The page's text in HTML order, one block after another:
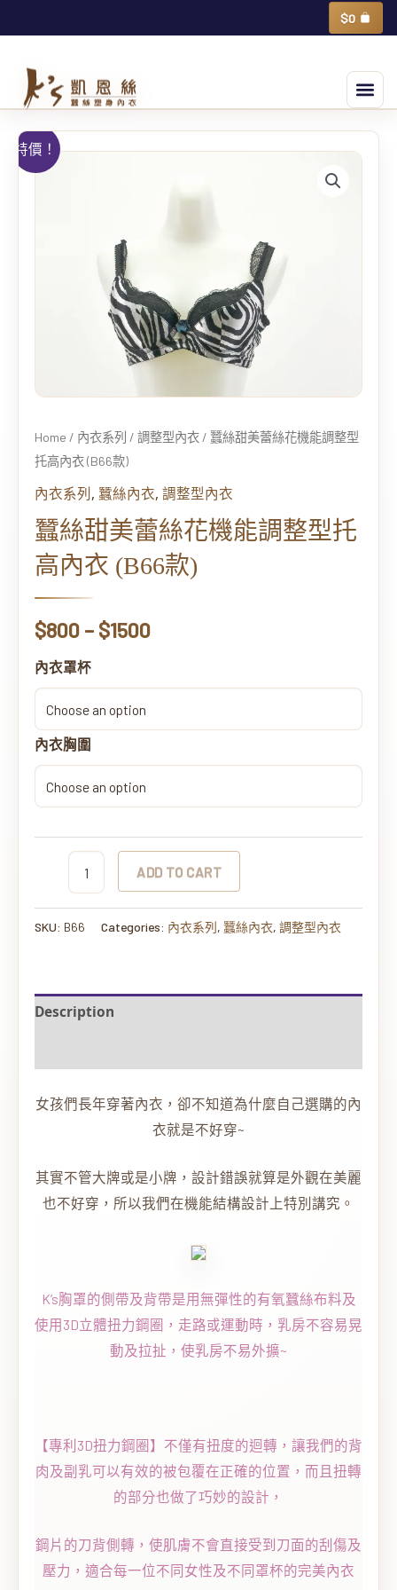
至
內
$0
物
籃
選
單
特價！
Home / 內衣系列 / 調整型內衣 / 蠶絲甜美蕾絲花機能調整型
托高內衣 (B66款)
內衣系列, 蠶絲內衣, 調整型內衣
蠶絲甜美蕾絲花機能調整型托
高內衣 (B66款)
$800 – $1500
內衣罩杯
內衣胸圍
蠶
絲
托
高
衣
(B66
款)
quantity
ADD TO CART
SKU: B66 Categories: 內衣系列, 蠶絲內衣, 調整型內衣
Description
女孩們長年穿著內衣，卻不知道為什麼自己選購的內
衣就是不好穿~
其實不管大牌或是小牌，設計錯誤就算是外觀在美麗
也不好穿，所以我們在機能結構設計上特別講究。
K’s胸罩的側帶及背帶是用無彈性的有氧蠶絲布料及
使用3D立體扭力鋼圈，走路或運動時，乳房不容易晃
動及拉扯，使乳房不易外擴~
【專利3D扭力鋼圈】不僅有扭度的迴轉，讓我們的背
肉及副乳可以有效的被包覆在正確的位置，而且扭轉
的部分也做了巧妙的設計，
鋼片的刀背側轉，使肌膚不會直接受到刀面的刮傷及
壓力，適合每一位不同女性及不同罩杯的完美內衣